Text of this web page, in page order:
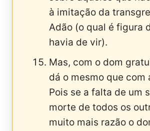
à imitação da
Adão (o qual é figura
havia de vir).
Mas, com o dom
dá o mesmo que com
Pois se a falta de um
morte de todos os
muito mais razão o